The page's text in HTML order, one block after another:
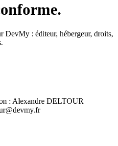
DevMy : éditeur, hébergeur, droits,
: Alexandre DELTOUR